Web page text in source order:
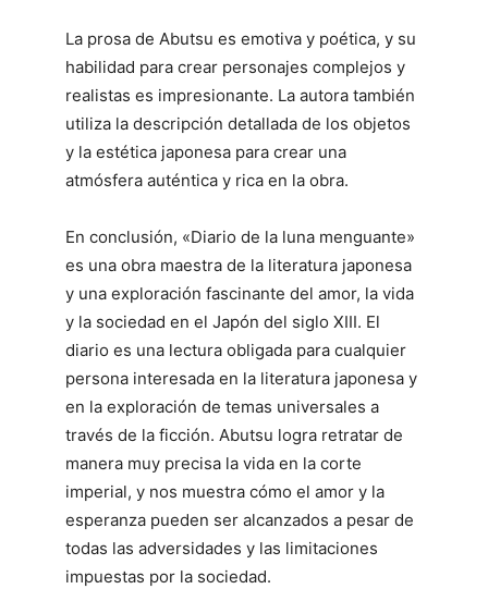
La prosa de Abutsu es emotiva y poética, y su
habilidad para crear personajes complejos y
realistas es impresionante. La autora también
utiliza la descripción detallada de los objetos
y la estética japonesa para crear una
atmósfera auténtica y rica en la obra.
En conclusión, «Diario de la luna menguante»
es una obra maestra de la literatura japonesa
y una exploración fascinante del amor, la vida
y la sociedad en el Japón del siglo XIII. El
diario es una lectura obligada para cualquier
persona interesada en la literatura japonesa y
en la exploración de temas universales a
través de la ficción. Abutsu logra retratar de
manera muy precisa la vida en la corte
imperial, y nos muestra cómo el amor y la
esperanza pueden ser alcanzados a pesar de
todas las adversidades y las limitaciones
impuestas por la sociedad.